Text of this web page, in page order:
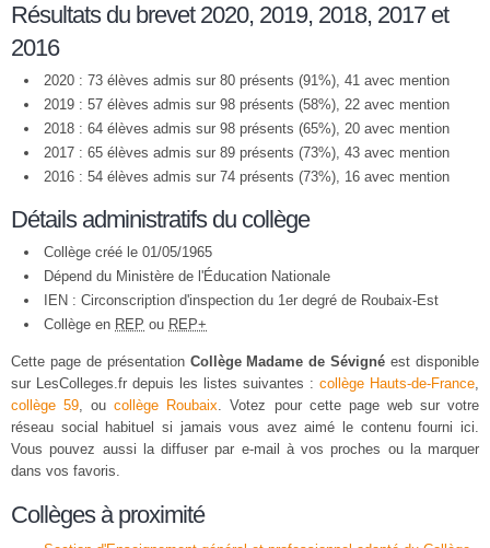
Résultats du brevet 2020, 2019, 2018, 2017 et
2016
2020 : 73 élèves admis sur 80 présents (91%), 41 avec mention
2019 : 57 élèves admis sur 98 présents (58%), 22 avec mention
2018 : 64 élèves admis sur 98 présents (65%), 20 avec mention
2017 : 65 élèves admis sur 89 présents (73%), 43 avec mention
2016 : 54 élèves admis sur 74 présents (73%), 16 avec mention
Détails administratifs du collège
Collège créé le 01/05/1965
Dépend du Ministère de l'Éducation Nationale
IEN : Circonscription d'inspection du 1er degré de Roubaix-Est
Collège en REP ou REP+
Cette page de présentation Collège Madame de Sévigné est disponible
sur LesColleges.fr depuis les listes suivantes : collège Hauts-de-France,
collège 59, oucollège Roubaix. Votez pour cette page web sur votre
réseau social habituel si jamais vous avez aimé le contenu fourni ici.
Vous pouvez aussi la diffuser par e-mail à vos proches ou la marquer
dans vos favoris.
Collèges à proximité